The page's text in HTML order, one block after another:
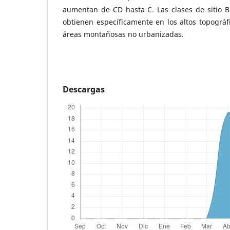
aumentan de CD hasta C. Las clases de sitio
obtienen específicamente en los altos
áreas montañosas no urbanizadas.
Descargas